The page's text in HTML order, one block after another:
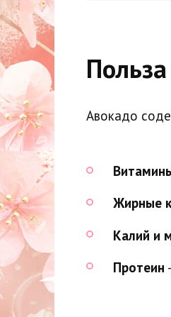
Авокадо
Жирные
Калий и
Протеин